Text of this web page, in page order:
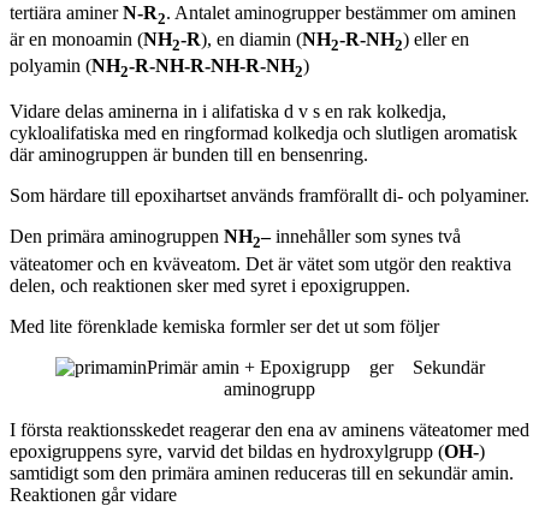
tertiära aminerN-R2. Antalet aminogrupper bestämmer om aminen
är en monoamin (NH2-R), en diamin (NH2-R-NH2) eller en
polyamin (NH2-R-NH-R-NH-R-NH2)
Vidare delas aminerna in i alifatiska d v s en rak kolkedja,
cykloalifatiska med en ringformad kolkedja och slutligen aromatisk
där aminogruppen är bunden till en bensenring.
Som härdare till epoxihartset används framförallt di- och polyaminer.
Den primära aminogruppen NH2–innehåller som synes två
väteatomer och en kväveatom. Det är vätet som utgör den reaktiva
delen, och reaktionen sker med syret i epoxigruppen.
Med lite förenklade kemiska formler ser det ut som följer
Primär amin + Epoxigrupp ger Sekundär
aminogrupp
I första reaktionsskedet reagerar den ena av aminens väteatomer med
epoxigruppens syre, varvid det bildas en hydroxylgrupp (OH-)
samtidigt som den primära aminen reduceras till en sekundär amin.
Reaktionen går vidare